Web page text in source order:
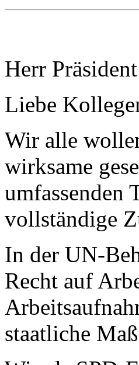
Herr
Liebe
Wir alle
wirksame
umfassenden
vollständige
In der UN-
Recht auf
staatliche